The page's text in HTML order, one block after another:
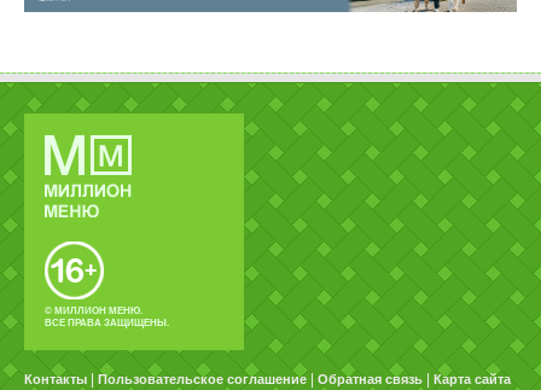
© МИЛЛИОН МЕНЮ.
ВСЕ ПРАВА ЗАЩИЩЕНЫ.
Контакты Пользовательское соглашение Обратная связь Карта сайта